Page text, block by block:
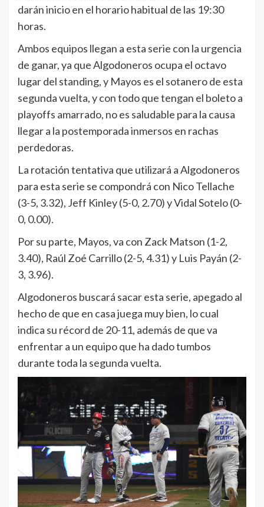
darán inicio en el horario habitual de las 19:30
horas.
Ambos equipos llegan a esta serie con la urgencia
de ganar, ya que Algodoneros ocupa el octavo
lugar del standing, y Mayos es el sotanero de esta
segunda vuelta, y con todo que tengan el boleto a
playoffs amarrado, no es saludable para la causa
llegar a la postemporada inmersos en rachas
perdedoras.
La rotación tentativa que utilizará a Algodoneros
para esta serie se compondrá con Nico Tellache
(3-5, 3.32), Jeff Kinley (5-0, 2.70) y Vidal Sotelo (0-
0, 0.00).
Por su parte, Mayos, va con Zack Matson (1-2,
3.40), Raúl Zoé Carrillo (2-5, 4.31) y Luis Payán (2-
3, 3.96).
Algodoneros buscará sacar esta serie, apegado al
hecho de que en casa juega muy bien, lo cual
indica su récord de 20-11, además de que va
enfrentar a un equipo que ha dado tumbos
durante toda la segunda vuelta.